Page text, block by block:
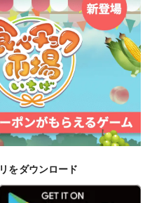
をダウンロード